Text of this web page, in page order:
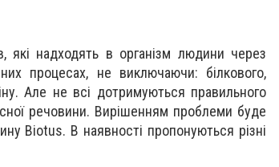
які надходять в організм людини через
процесах, не виключаючи: білкового,
Але не всі дотримуються правильного
речовини. Вирішенням проблеми буде
Biotus. В наявності пропонуються різні